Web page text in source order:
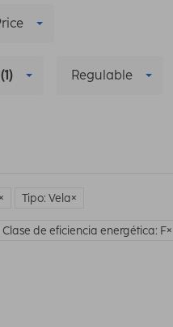
(1) Regulable
Tipo: Vela
Clase de eficiencia energética: F